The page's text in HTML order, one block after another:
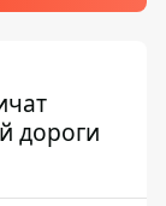
дороги